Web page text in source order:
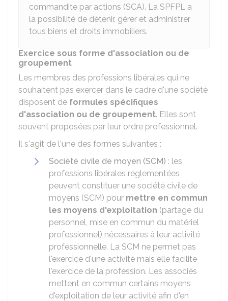
commandite par actions (SCA). La SPFPL a
la possibilité de détenir, gérer et administrer
tous biens et droits immobiliers.
Exercice sous forme d'association ou de
groupement
Les membres des professions libérales qui ne
souhaitent pas exercer dans le cadre d'une société
disposent de formules spécifiques
d'association ou de groupement. Elles sont
souvent proposées par leur ordre professionnel.
Il s'agit de l'une des formes suivantes :
Société civile de moyen (SCM) : les
professions libérales réglementées
peuvent constituer une société civile de
moyens (SCM) pour mettre en commun
les moyens d'exploitation (partage du
personnel, mise en commun du matériel
professionnel) nécessaires à leur activité
professionnelle. La SCM ne permet pas
l'exercice d'une activité mais elle facilite
l'exercice de la profession. Les associés
mettent en commun certains moyens
d'exploitation de leur activité afin d'en